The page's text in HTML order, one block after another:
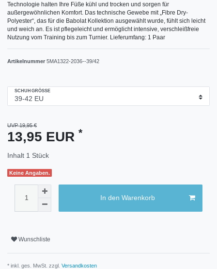
Technologie halten Ihre Füße kühl und trocken und sorgen für
außergewöhnlichen Komfort. Das technische Gewebe mit „Fibre Dry-
Polyester“, das für die Babolat Kollektion ausgewählt wurde, fühlt sich leicht
und weich an. Es ist pflegeleicht und ermöglicht intensive, verschleißfreie
Nutzung vom Training bis zum Turnier. Lieferumfang: 1 Paar
Artikelnummer 5MA1322-2036--39/42
SCHUHGRÖSSE
UVP 19,95 €
13,95 EUR *
Inhalt 1 Stück
Keine Angaben.
In den Warenkorb
Wunschliste
* inkl. ges. MwSt. zzgl. Versandkosten